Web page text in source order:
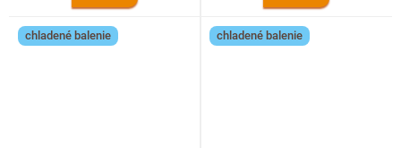
chladené balenie chladené balenie